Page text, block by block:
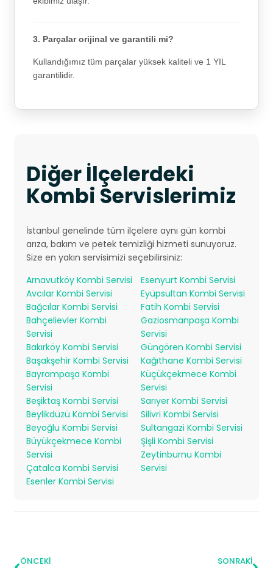
3. Parçalar orijinal ve garantili mi?
Kullandığımız tüm parçalar yüksek kaliteli ve 1 YIL
garantilidir.
Diğer İlçelerdeki
Kombi Servislerimiz
İstanbul genelinde tüm ilçelere aynı gün kombi
arıza, bakım ve petek temizliği hizmeti sunuyoruz.
Size en yakın servisimizi seçebilirsiniz:
Arnavutköy Kombi Servisi
Avcılar Kombi Servisi
Bağcılar Kombi Servisi
Bahçelievler Kombi
Servisi
Bakırköy Kombi Servisi
Başakşehir Kombi Servisi
Bayrampaşa Kombi
Servisi
Beşiktaş Kombi Servisi
Beylikdüzü Kombi Servisi
Beyoğlu Kombi Servisi
Büyükçekmece Kombi
Servisi
Çatalca Kombi Servisi
Esenler Kombi Servisi
Esenyurt Kombi Servisi
Eyüpsultan Kombi Servisi
Fatih Kombi Servisi
Gaziosmanpaşa Kombi
Servisi
Güngören Kombi Servisi
Kağıthane Kombi Servisi
Küçükçekmece Kombi
Servisi
Sarıyer Kombi Servisi
Silivri Kombi Servisi
Sultangazi Kombi Servisi
Şişli Kombi Servisi
Zeytinburnu Kombi
Servisi
ÖNCEKI SONRAKI